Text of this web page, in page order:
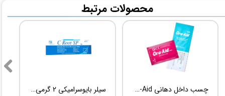
سیلر بایوسرامیکی 2 گرمی Root Dental Medical C-Root SP چسب داخل دهانی TBM Ora-Aid
​محصولات مرتبط